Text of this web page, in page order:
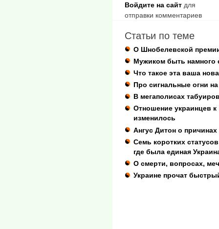
Войдите на сайт для
отправки комментариев
Статьи по теме
О Шнобелевской
Мужиком быть намного
Что такое эта ваша
Про сигнальные огни
В мегаполисах
Отношение украинцев к
изменилось
Ангус Дитон о
Семь коротких
где была единая
О смерти, вопросах,
Украине прочат